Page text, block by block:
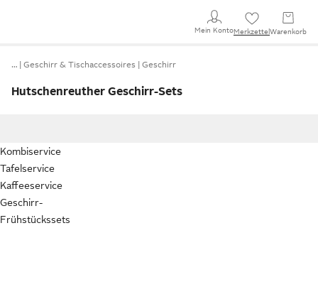
Mein KontoMerkzettel Warenkorb
… Geschirr & Tischaccessoires Geschirr
Hutschenreuther Geschirr-Sets
Kombiservice
Tafelservice
Kaffeeservice
Geschirr-
Frühstückssets